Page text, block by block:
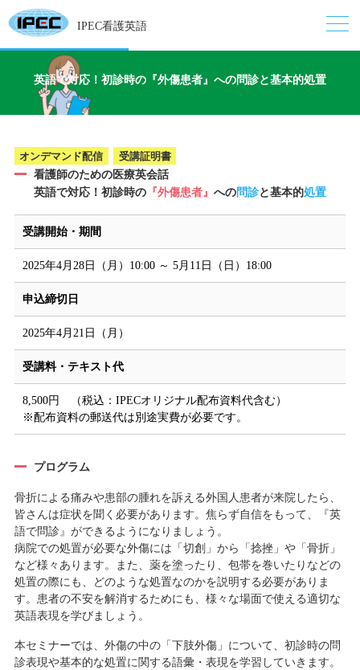
IPEC看護英語
英語で対応！初診時の『外傷患者』への問診と基本的処置
オンデマンド配信
受講証明書
看護師のための医療英会話
英語で対応！初診時の『外傷患者』 への問診と基本的処置
受講開始・期間
2025年4月28日（月）10:00 ～ 5月11日（日）18:00
申込締切日
2025年4月21日（月）
受講料・テキスト代
8,500円 （税込：IPECオリジナル配布資料代含む）
※配布資料の郵送代は別途実費が必要です。
プログラム
骨折による痛みや患部の腫れを訴える外国人患者が来院したら、
皆さんは症状を聞く必要があります。焦らず自信をもって、『英
語で問診』ができるようになりましょう。
病院での処置が必要な外傷には「切創」から「捻挫」や「骨折」
など様々あります。また、薬を塗ったり、包帯を巻いたりなどの
処置の際にも、どのような処置なのかを説明する必要がありま
す。患者の不安を解消するためにも、様々な場面で使える適切な
英語表現を学びましょう。
本セミナーでは、外傷の中の「下肢外傷」について、初診時の問
診表現や基本的な処置に関する語彙・表現を学習していきます。